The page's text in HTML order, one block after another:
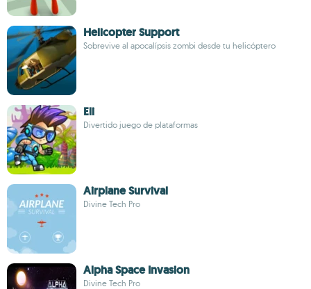
Helicopter Support
Sobrevive al apocalípsis zombi desde tu helicóptero
Eli
Divertido juego de plataformas
Airplane Survival
Divine Tech Pro
Alpha Space Invasion
Divine Tech Pro